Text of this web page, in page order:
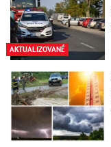
AKTUALIZOVANÉ